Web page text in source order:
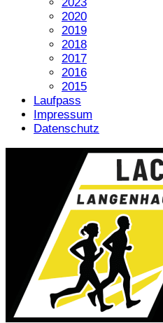
2020
2019
2018
2017
2016
2015
Laufpass
Impressum
Datenschutz